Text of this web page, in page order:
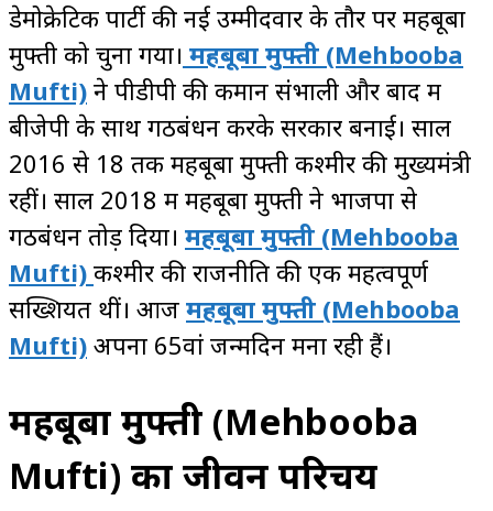
डेमोक्रेटिक पार्टी की नई उम्मीदवार के तौर पर महबूबा
मुफ्ती को चुना गया। महबूबा मुफ्ती (Mehbooba
Mufti) ने पीडीपी की कमान संभाली और बाद में
बीजेपी के साथ गठबंधन करके सरकार बनाई। साल
2016 से 18 तक महबूबा मुफ्ती कश्मीर की मुख्यमंत्री
रहीं। साल 2018 में महबूबा मुफ्ती ने भाजपा से
गठबंधन तोड़ दिया। महबूबा मुफ्ती (Mehbooba
Mufti) कश्मीर की राजनीति की एक महत्वपूर्ण
सख्शियत थीं। आज महबूबा मुफ्ती (Mehbooba
Mufti) अपना 65वां जन्मदिन मना रही हैं।
महबूबा मुफ्ती (Mehbooba
Mufti) का जीवन परिचय